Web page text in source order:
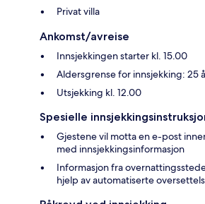
Privat villa
Ankomst/avreise
Innsjekkingen starter kl. 15.00
Aldersgrense for innsjekking: 25
Utsjekking kl. 12.00
Spesielle
Gjestene vil motta en e-post
med innsjekkingsinformasjon
Informasjon fra
hjelp av automatiserte